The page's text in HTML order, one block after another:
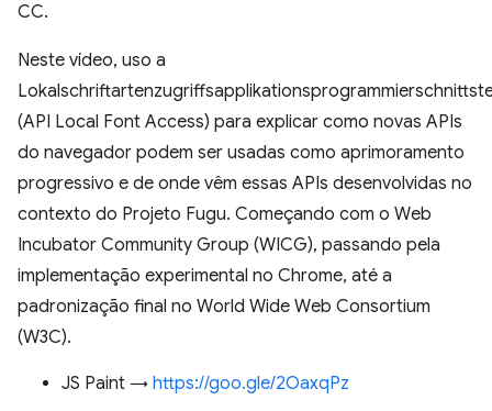
CC.
Neste vídeo, uso a
(API Local Font Access) para explicar como novas APIs
do navegador podem ser usadas como aprimoramento
progressivo e de onde vêm essas APIs desenvolvidas no
contexto do Projeto Fugu. Começando com o Web
Incubator Community Group (WICG), passando pela
implementação experimental no Chrome, até a
padronização final no World Wide Web Consortium
(W3C).
JS Paint → https://goo.gle/2OaxqPz